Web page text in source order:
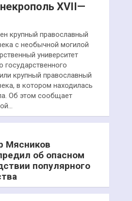
XVII—
крупный православный
с необычной могилой
университет
государственного
крупный православный
в котором находилась
Об этом сообщает
Мясников
об опасном
популярного